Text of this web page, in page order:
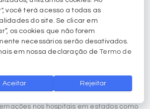
população total.
idealizado, há mesmo algumas
como Los Angeles e St. Louis
propagação da variante Delta,
passos atrás no nível das restrições,
às pessoas vacinadas para que
máscara.
de saúde estão alertando para
nos hospitais em estados como
você terá acesso a todas as
do site. Se clicar em
os cookies que não forem
necessários serão desativados.
em nossa declaração deTermo de
Aceitar Rejeitar